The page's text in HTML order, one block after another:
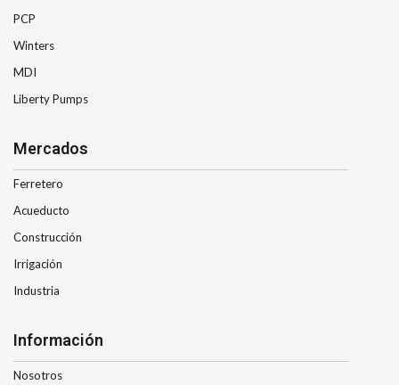
PCP
Winters
MDI
Liberty Pumps
Mercados
Ferretero
Acueducto
Construcción
Irrigación
Industria
Información
Nosotros